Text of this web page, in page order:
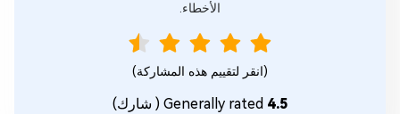
الأخطاء.
(انقر لتقييم هذه المشاركة)
Generally rated 4.5
( شارك)